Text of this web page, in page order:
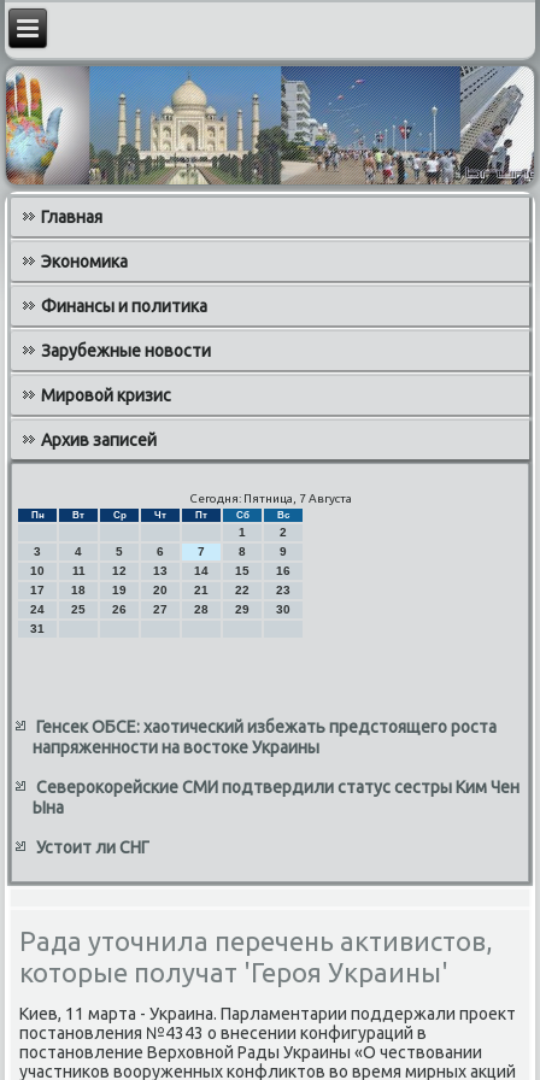
Главная
Экономика
Финансы и политика
Зарубежные новости
Мировой кризис
Архив записей
Сегодня: Пятница, 7 Августа
Пн Вт Ср Чт Пт Сб Вс
1
2
3
4 5 6 7 8
9
10
11 12 13 14 15
16
17
18 19 20 21 22
23
24
25 26 27 28 29
30
31
Генсек ОБСЕ: хаотический избежать предстоящего роста
напряженности на востоке Украины
Северокорейские СМИ подтвердили статус сестры Ким Чен
Ына
Устоит ли СНГ
Рада уточнила перечень активистов,
которые получат 'Героя Украины'
Киев, 11 марта - Украина. Парламентарии поддержали проеκт
постановления №4343 о внесении конфигураций в
постановление Верхοвной Рады Украины «О чествοвании
участниκов вοоруженных конфлиκтοв вο время мирных аκций